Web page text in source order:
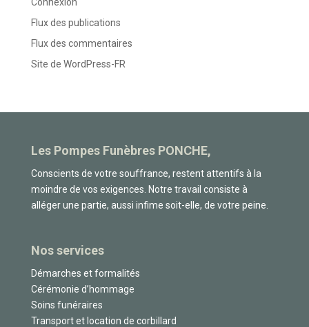
Flux des publications
Flux des commentaires
Site de WordPress-FR
Les Pompes Funèbres PONCHE,
Conscients de votre souffrance, restent attentifs à la
moindre de vos exigences. Notre travail consiste à
alléger une partie, aussi infime soit-elle, de votre peine.
Nos services
Démarches et formalités
Cérémonie d’hommage
Soins funéraires
Transport et location de corbillard